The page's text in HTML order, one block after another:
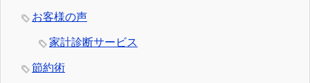
お客様の声
家計診断サービス
節約術